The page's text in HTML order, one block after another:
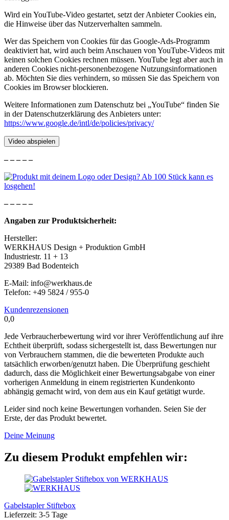
Wird ein YouTube-Video gestartet, setzt der Anbieter Cookies ein,
die Hinweise über das Nutzerverhalten sammeln.
Wer das Speichern von Cookies für das Google-Ads-Programm
deaktiviert hat, wird auch beim Anschauen von YouTube-Videos mit
keinen solchen Cookies rechnen müssen. YouTube legt aber auch in
anderen Cookies nicht-personenbezogene Nutzungsinformationen
ab. Möchten Sie dies verhindern, so müssen Sie das Speichern von
Cookies im Browser blockieren.
Weitere Informationen zum Datenschutz bei „YouTube“ finden Sie
in der Datenschutzerklärung des Anbieters unter:
https://www.google.de/intl/de/policies/privacy/
Video abspielen
– – – – –
– – – – –
Angaben zur Produktsicherheit:
Hersteller:
WERKHAUS Design + Produktion GmbH
Industriestr. 11 + 13
29389 Bad Bodenteich
E-Mail: info@werkhaus.de
Telefon: +49 5824 / 955-0
Kundenrezensionen
0,0
Jede Verbraucherbewertung wird vor ihrer Veröffentlichung auf ihre
Echtheit überprüft, sodass sichergestellt ist, dass Bewertungen nur
von Verbrauchern stammen, die die bewerteten Produkte auch
tatsächlich erworben/genutzt haben. Die Überprüfung geschieht
dadurch, dass die Möglichkeit einer Bewertungsabgabe von einer
vorherigen Anmeldung in einem registrierten Kundenkonto
abhängig gemacht wird, von dem aus ein Kauf getätigt wurde.
Leider sind noch keine Bewertungen vorhanden. Seien Sie der
Erste, der das Produkt bewertet.
Deine Meinung
Zu diesem Produkt empfehlen wir:
Gabelstapler Stiftebox
Lieferzeit: 3-5 Tage